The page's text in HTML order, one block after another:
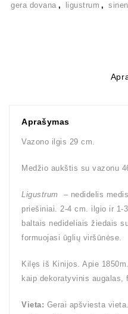
gera dovana , ligustrum ,
Aprašymas
Vazono ilgis 29 cm.
Medžio aukštis su vazonu
Ligustrum
– nedidelis
priešiniai. 2-4 cm. ilgio ir 1-
baltais nedideliais žiedais
formuojasi ūglių viršūnėse.
Kilęs iš Kinijos. Apie
kaip dekoratyvinis augalas,
Vieta: Gerai apšviesta